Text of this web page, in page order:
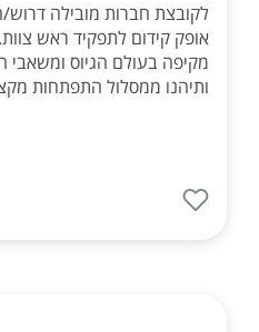
לקובצת חברות מובילה
אופק קידום לתפקיד ראש
מקיפה בעולם הגיוס ומשאבי
ותיהנו ממסלול התפתחות